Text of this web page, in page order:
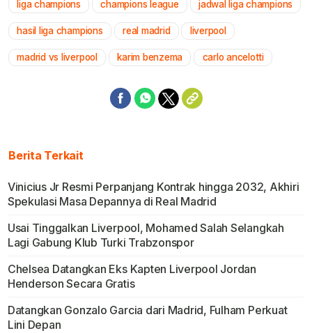
Mute
liga champions champions league jadwal liga champions
hasil liga champions real madrid liverpool
madrid vs liverpool karim benzema carlo ancelotti
Berita Terkait
Vinicius Jr Resmi Perpanjang Kontrak hingga 2032, Akhiri
Spekulasi Masa Depannya di Real Madrid
Usai Tinggalkan Liverpool, Mohamed Salah Selangkah
Lagi Gabung Klub Turki Trabzonspor
Chelsea Datangkan Eks Kapten Liverpool Jordan
Henderson Secara Gratis
Datangkan Gonzalo Garcia dari Madrid, Fulham Perkuat
Lini Depan